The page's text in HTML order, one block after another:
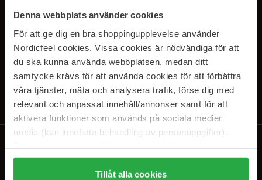
Denna webbplats använder cookies
För att ge dig en bra shoppingupplevelse använder
Nordicfeel cookies. Vissa cookies är nödvändiga för att
du ska kunna använda webbplatsen, medan ditt
samtycke krävs för att använda cookies för att förbättra
våra tjänster, mäta och analysera trafik, förse dig med
relevant och anpassat innehåll/annonser samt för att
aktivera funktioner som används på sociala medier
media (kan innefatta behandling av personuppgifter).
Genom att trycka på "Tillåt alla cookies" accepterar du
alla cookies, medan du under "Detaljer" kan anpassa
Tillåt alla cookies
PRENUMERERA PÅ VÅRA
NYHETSBREV
E-postadress
Genom att prenumerera accepterar du vårIntegritetspolicy.